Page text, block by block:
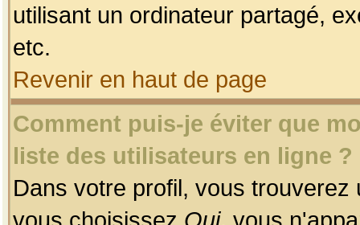
utilisant un ordinateur partagé,
etc.
Revenir en haut de page
Comment puis-je éviter que
liste des utilisateurs en ligne ?
Dans votre profil, vous